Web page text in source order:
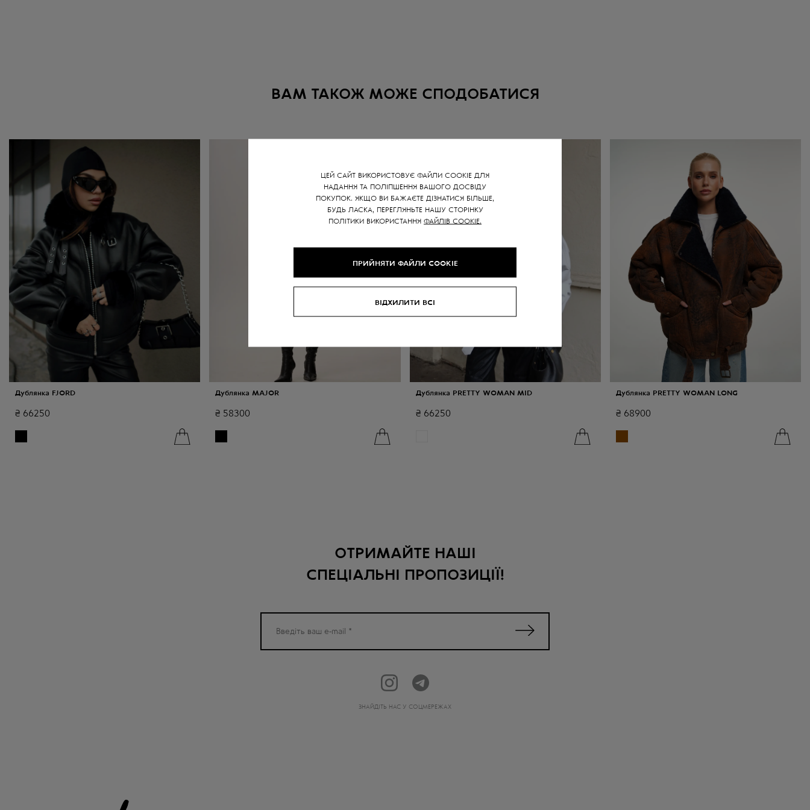
ЦЕЙ САЙТ ВИКОРИСТОВУЄ ФАЙЛИ COOKIE ДЛЯ
НАДАННЯ ТА ПОЛІПШЕННЯ ВАШОГО ДОСВІДУ
ПОКУПОК. ЯКЩО ВИ БАЖАЄТЕ ДІЗНАТИСЯ БІЛЬШЕ,
БУДЬ ЛАСКА, ПЕРЕГЛЯНЬТЕ НАШУ СТОРІНКУ
ПОЛІТИКИ ВИКОРИСТАННЯ ФАЙЛІВ COOKIE.
ПРИЙНЯТИ ФАЙЛИ COOKIE
ВІДХИЛИТИ ВСІ
ВАМ ТАКОЖ МОЖЕ СПОДОБАТИСЯ
Дублянка FJORD
₴ 66250
Дублянка MAJOR
₴ 58300
Дублянка PRETTY WOMAN MID
₴ 66250
Дублянка PRETTY WOMAN LONG
₴ 68900
ОТРИМАЙТЕ НАШІ
СПЕЦІАЛЬНІ ПРОПОЗИЦІЇ!
ЗНАЙДІТЬ НАС У СОЦМЕРЕЖАХ